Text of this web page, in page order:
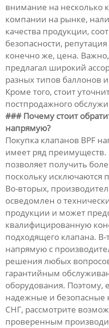
внимание на несколько
компании на рынке,
качества продукции,
безопасности,
конечно же, цена.
предлагал широкий
разных типов баллонов
Кроме того, стоит
постпродажного
### Почему стоит
напрямую?
Покупка клапанов BPF
имеет ряд преимуществ.
позволяет получить
поскольку исключаются
Во-вторых,
осведомлен о
продукции и может
квалифицированную
подходящего клапана. В-
напрямую с
решения любых
гарантийным
оборудования. Поэтому,
надежные и безопасные
СНГ, рассмотрите
проверенным